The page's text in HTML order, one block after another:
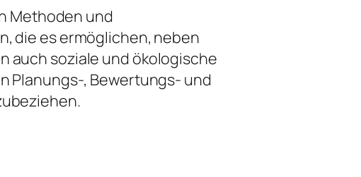
Methoden und
die es ermöglichen, neben
auch soziale und ökologische
Planungs-, Bewertungs- und